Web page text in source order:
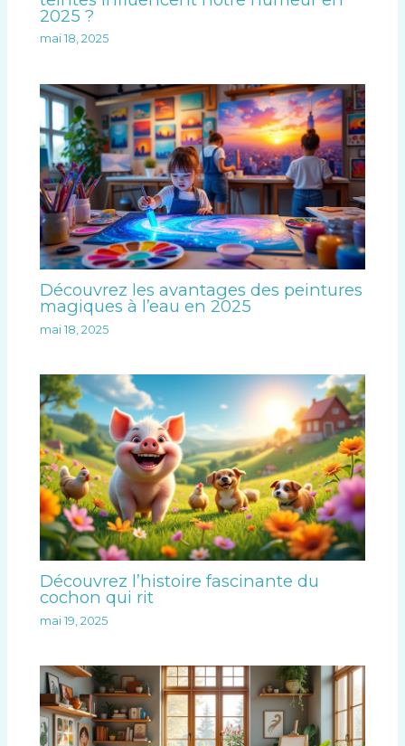
2025 ?
mai 18, 2025
Découvrez les avantages des peintures
magiques à l’eau en 2025
mai 18, 2025
Découvrez l’histoire fascinante du
cochon qui rit
mai 19, 2025